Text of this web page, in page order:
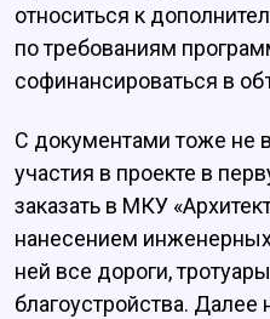
относиться к
по требованиям
софинансироваться в
С документами тоже не
участия в проекте в
заказать в МКУ
нанесением
ней все дороги,
благоустройства.